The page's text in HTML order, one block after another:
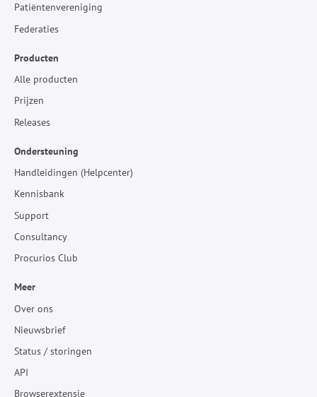
Patiëntenvereniging
Federaties
Producten
Alle producten
Prijzen
Releases
Ondersteuning
Handleidingen (Helpcenter)
Kennisbank
Support
Consultancy
Procurios Club
Meer
Over ons
Nieuwsbrief
Status / storingen
API
Browserextensie